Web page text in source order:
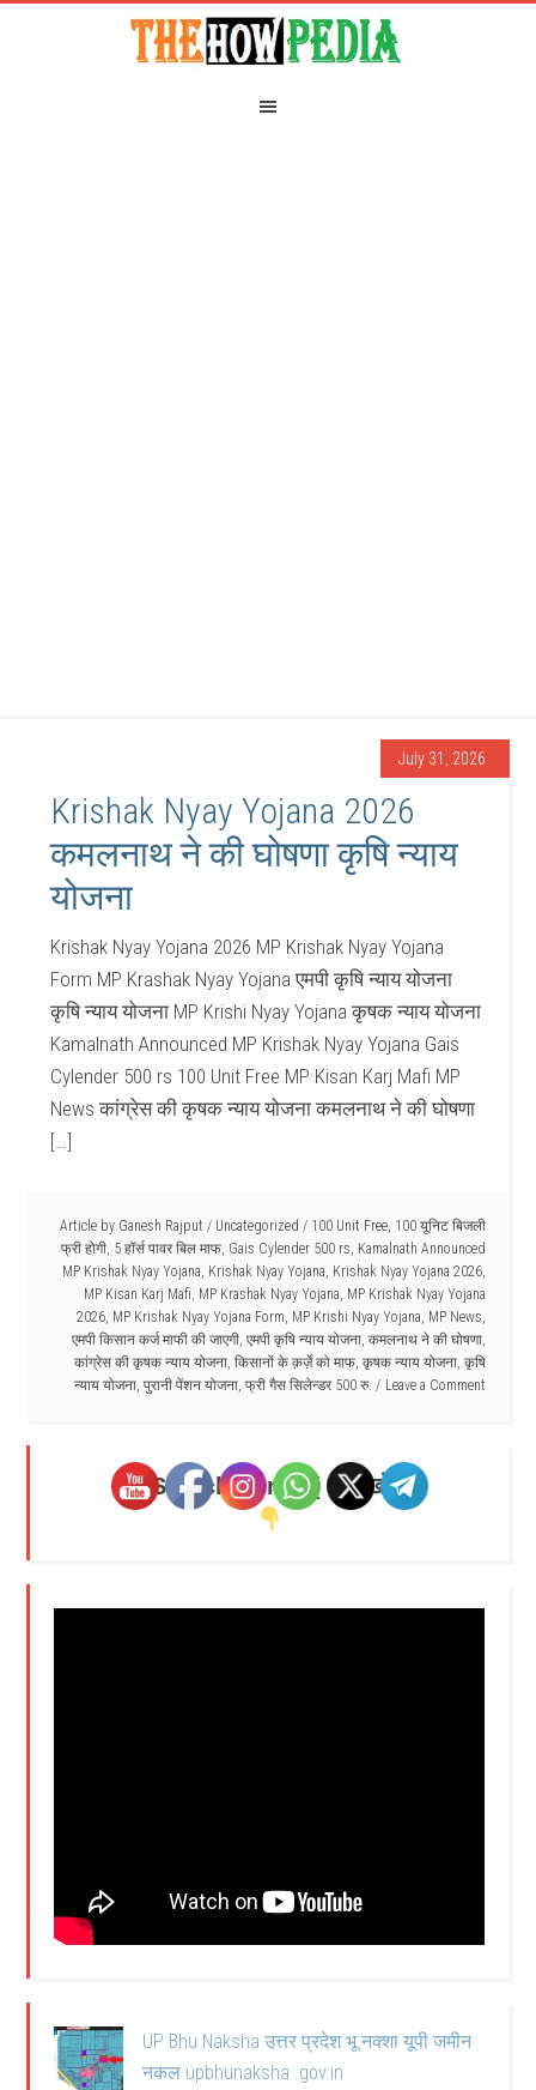
July 31, 2026
Krishak Nyay Yojana 2026
कमलनाथ ने की घोषणा कृषि न्याय
योजना
Krishak Nyay Yojana 2026 MP Krishak Nyay Yojana
Form MP Krashak Nyay Yojana एमपी कृषि न्याय योजना
कृषि न्याय योजना MP Krishi Nyay Yojana कृषक न्याय योजना
Kamalnath Announced MP Krishak Nyay Yojana Gais
Cylender 500 rs 100 Unit Free MP Kisan Karj Mafi MP
News कांग्रेस की कृषक न्याय योजना कमलनाथ ने की घोषणा
[…]
Article by Ganesh Rajput / Uncategorized / 100 Unit Free, 100 यूनिट बिजली
फ्री होगी, 5 हॉर्स पावर बिल माफ, Gais Cylender 500 rs, Kamalnath Announced
MP Krishak Nyay Yojana, Krishak Nyay Yojana, Krishak Nyay Yojana 2026,
MP Kisan Karj Mafi, MP Krashak Nyay Yojana, MP Krishak Nyay Yojana
2026, MP Krishak Nyay Yojana Form, MP Krishi Nyay Yojana, MP News,
एमपी किसान कर्ज माफी की जाएगी, एमपी कृषि न्याय योजना, कमलनाथ ने की घोषणा,
कांग्रेस की कृषक न्याय योजना, किसानों के क़र्ज़े को माफ, कृषक न्याय योजना, कृषि
न्याय योजना, पुरानी पेंशन योजना, फ्री गैस सिलेन्डर 500 रु. Leave a Comment
Search Here - ( यहाँ खोजें )
UP Bhu Naksha उत्तर प्रदेश भू नक्शा यूपी जमीन
नकल upbhunaksha .gov.in